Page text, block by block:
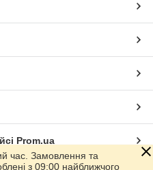
Prom.ua
час. Замовлення та
з 09:00 найближчого